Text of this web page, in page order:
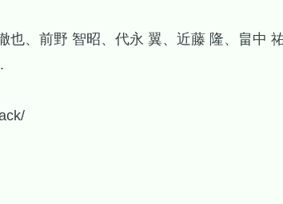
也、前野 智昭、代永 翼、近藤 隆、畠中